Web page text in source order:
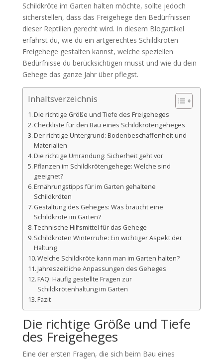
Schildkröte im Garten halten möchte, sollte jedoch
sicherstellen, dass das Freigehege den Bedürfnissen
dieser Reptilien gerecht wird. In diesem Blogartikel
erfährst du, wie du ein artgerechtes Schildkröten
Freigehege gestalten kannst, welche speziellen
Bedürfnisse du berücksichtigen musst und wie du dein
Gehege das ganze Jahr über pflegst.
Inhaltsverzeichnis
Die richtige Größe und Tiefe des Freigeheges
Checkliste für den Bau eines Schildkrötengeheges
Der richtige Untergrund: Bodenbeschaffenheit und
Materialien
Die richtige Umrandung: Sicherheit geht vor
Pflanzen im Schildkrötengehege: Welche sind
geeignet?
Ernährungstipps für im Garten gehaltene
Schildkröten
Gestaltung des Geheges: Was braucht eine
Schildkröte im Garten?
Technische Hilfsmittel für das Gehege
Schildkröten Winterruhe: Ein wichtiger Aspekt der
Haltung
Welche Schildkröte kann man im Garten halten?
Jahreszeitliche Anpassungen des Geheges
FAQ: Häufig gestellte Fragen zur
Schildkrötenhaltung im Garten
Fazit
Die richtige Größe und Tiefe
des Freigeheges
Eine der ersten Fragen, die sich beim Bau eines